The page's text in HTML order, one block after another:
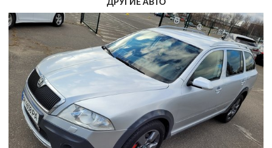
ДРУГИЕ АВТО